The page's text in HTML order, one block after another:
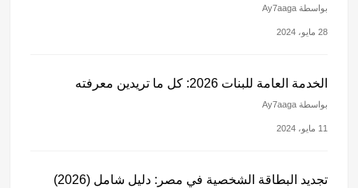
بواسطة Ay7aaga
28 مايو، 2024
الخدمة العامة للبنات 2026: كل ما تريدين معرفته
بواسطة Ay7aaga
11 مايو، 2024
تجديد البطاقة الشخصية في مصر: دليل شامل (2026)